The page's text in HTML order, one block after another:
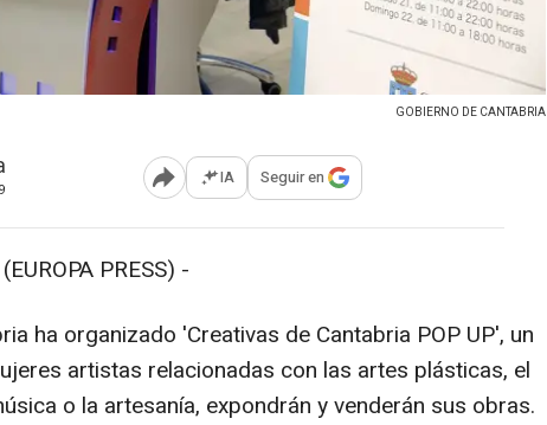
GOBIERNO DE CANTABRIA
Abrir opciones para compartir
IA Seguir en
PRESS) -
ha organizado 'Creativas de Cantabria POP UP', un
artistas relacionadas con las artes plásticas, el
o la artesanía, expondrán y venderán sus obras.